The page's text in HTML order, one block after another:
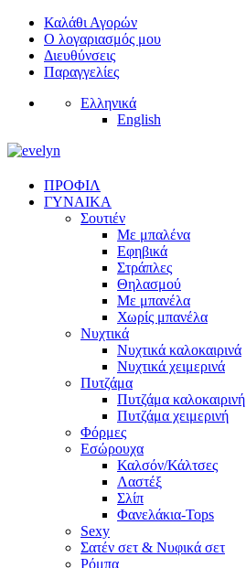
Καλάθι Αγορών
Ο λογαριασμός μου
Διευθύνσεις
Παραγγελίες
Ελληνικά
English
ΠΡΟΦΙΛ
ΓΥΝΑΙΚΑ
Σουτιέν
Με μπαλένα
Εφηβικά
Στράπλες
Θηλασμού
Με μπανέλα
Χωρίς μπανέλα
Νυχτικά
Νυχτικά καλοκαιρινά
Νυχτικά χειμερινά
Πυτζάμα
Πυτζάμα καλοκαιρινή
Πυτζάμα χειμερινή
Φόρμες
Εσώρουχα
Καλσόν/Κάλτσες
Λαστέξ
Σλίπ
Φανελάκια-Tops
Sexy
Σατέν σετ & Νυφικά σετ
Ρόμπα